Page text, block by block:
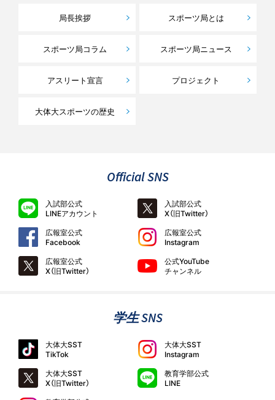
局長挨拶 スポーツ局とは
スポーツ局コラム スポーツ局ニュース
アスリート宣言 プロジェクト
大体大スポーツの歴史
Official SNS
入試部公式
LINEアカウント
入試部公式
X（旧Twitter）
広報室公式
Facebook
広報室公式
Instagram
広報室公式
X（旧Twitter）
公式YouTube
チャンネル
学生 SNS
大体大SST
TikTok
大体大SST
Instagram
大体大SST
X（旧Twitter）
教育学部公式
LINE